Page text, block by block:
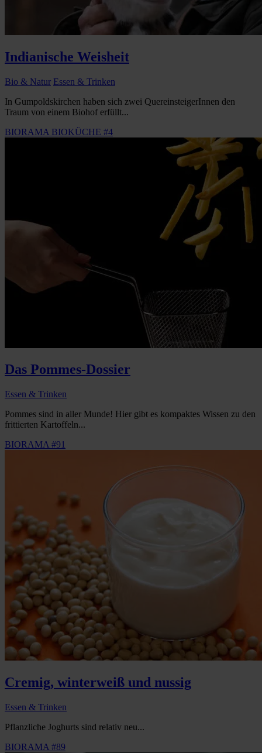
Indianische Weisheit
Bio & Natur Essen & Trinken
In Gumpoldskirchen haben sich zwei QuereinsteigerInnen den
Traum von einem Biohof erfüllt...
BIORAMA BIOKÜCHE #4
Das Pommes-Dossier
Essen & Trinken
Pommes sind in aller Munde! Hier gibt es kompaktes Wissen zu den
frittierten Kartoffeln...
BIORAMA #91
Cremig, winterweiß und nussig
Essen & Trinken
Pflanzliche Joghurts sind relativ neu...
BIORAMA #89